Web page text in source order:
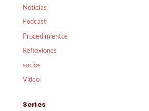
Noticias
Podcast
Procedimientos
Reflexiones
socios
Video
Series